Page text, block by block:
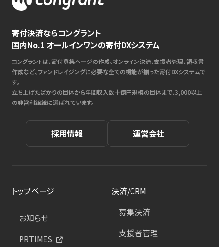
寄付決済ならコングラント
国内No.1 オールインワンの寄付DXシステム
コングラントは、寄付募集ページの作成、オンライン決済、支援者管理、領収書
作成など、ファンドレイジングに必要な全ての機能が揃った寄付DXシステムで
す。
立ち上げたばかりの団体から年間収入数十億円規模の団体まで、3,000以上
の非営利組織に選ばれています。
採用情報 運営会社
トップページ
お知らせ
PRTIMES
決済/CRM
募集決済
支援者管理